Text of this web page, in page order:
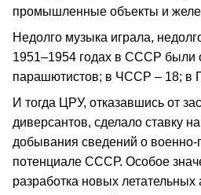
промышленные объекты и
Недолго музыка играла,
1951–1954 годах в СССР были
парашютистов; в ЧССР – 18; в
И тогда ЦРУ, отказавшись от
диверсантов, сделало ставку
добывания сведений о
потенциале СССР. Особое
разработка новых летательных